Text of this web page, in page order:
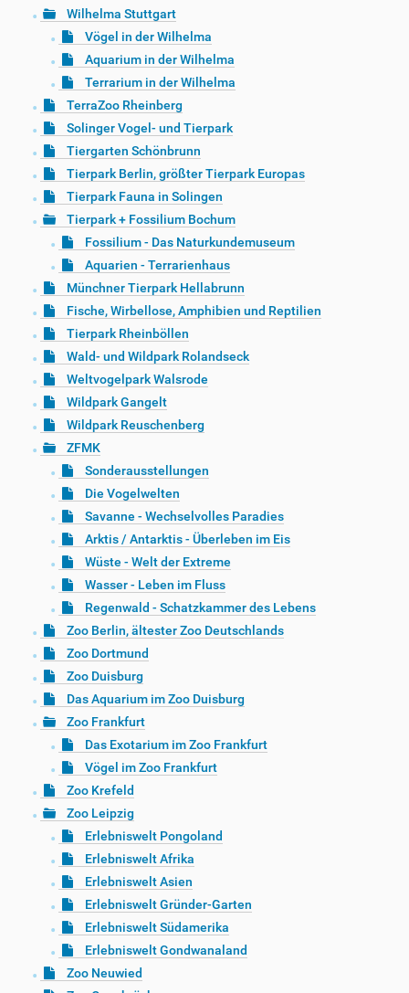
Wilhelma Stuttgart
Vögel in der Wilhelma
Aquarium in der Wilhelma
Terrarium in der Wilhelma
TerraZoo Rheinberg
Solinger Vogel- und Tierpark
Tiergarten Schönbrunn
Tierpark Berlin, größter Tierpark Europas
Tierpark Fauna in Solingen
Tierpark + Fossilium Bochum
Fossilium - Das Naturkundemuseum
Aquarien - Terrarienhaus
Münchner Tierpark Hellabrunn
Fische, Wirbellose, Amphibien und Reptilien
Tierpark Rheinböllen
Wald- und Wildpark Rolandseck
Weltvogelpark Walsrode
Wildpark Gangelt
Wildpark Reuschenberg
ZFMK
Sonderausstellungen
Die Vogelwelten
Savanne - Wechselvolles Paradies
Arktis / Antarktis - Überleben im Eis
Wüste - Welt der Extreme
Wasser - Leben im Fluss
Regenwald - Schatzkammer des Lebens
Zoo Berlin, ältester Zoo Deutschlands
Zoo Dortmund
Zoo Duisburg
Das Aquarium im Zoo Duisburg
Zoo Frankfurt
Das Exotarium im Zoo Frankfurt
Vögel im Zoo Frankfurt
Zoo Krefeld
Zoo Leipzig
Erlebniswelt Pongoland
Erlebniswelt Afrika
Erlebniswelt Asien
Erlebniswelt Gründer-Garten
Erlebniswelt Südamerika
Erlebniswelt Gondwanaland
Zoo Neuwied